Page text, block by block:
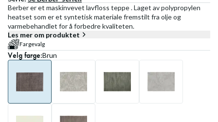
Berber er et maskinvevet lavfloss teppe . Laget av polypropylen
heatset som er et syntetisk materiale fremstilt fra olje og
varmebehandlet for å forbedre kvaliteten.
Les mer om produktet
Fargevalg
Velgfarge:Brun